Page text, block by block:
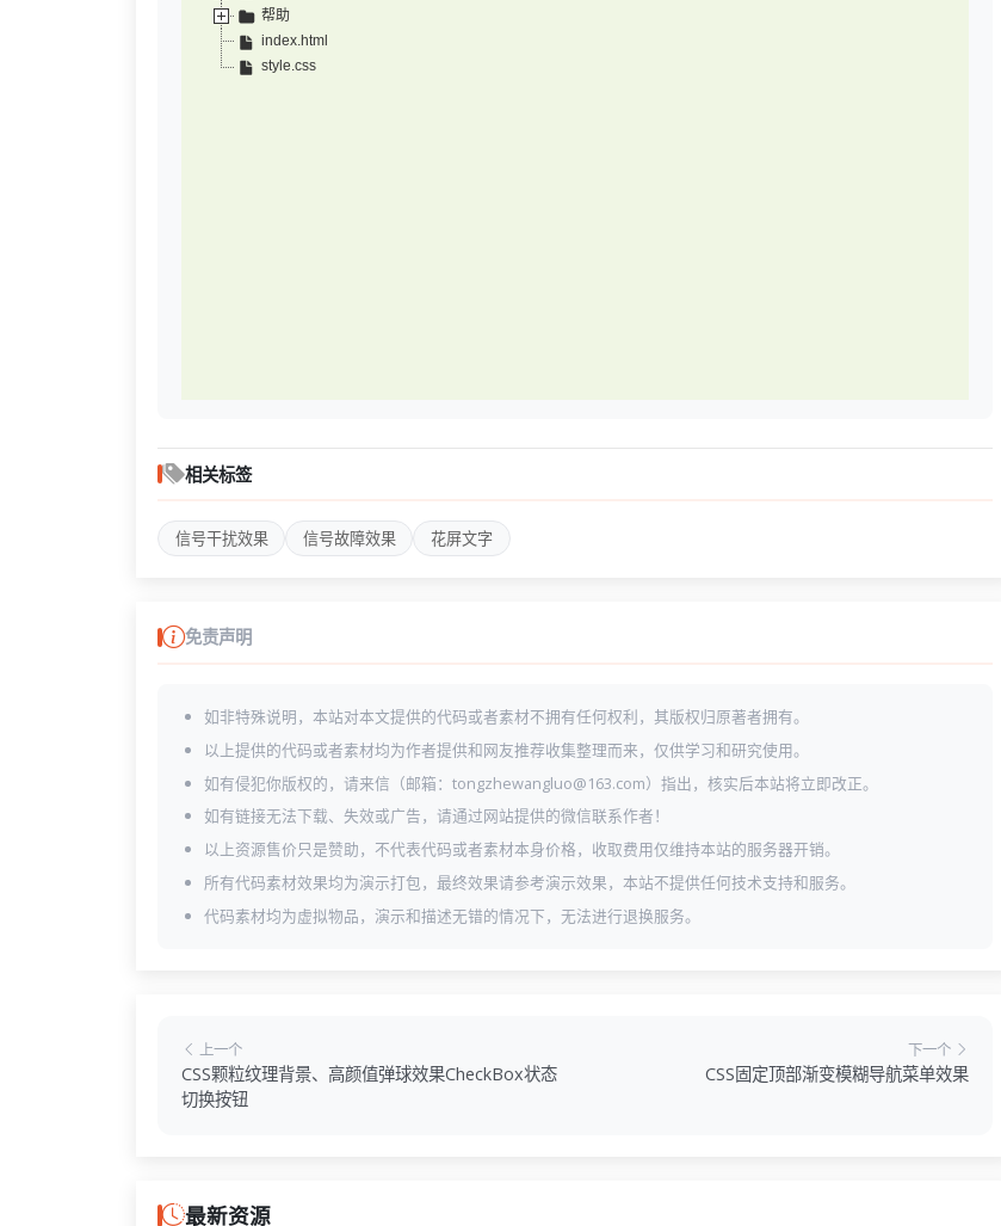
帮助
index.html
style.css
相关标签
信号干扰效果 信号故障效果 花屏文字
免责声明
如非特殊说明，本站对本文提供的代码或者素材不拥有任何权利，其版权归原著者拥有。
以上提供的代码或者素材均为作者提供和网友推荐收集整理而来，仅供学习和研究使用。
如有侵犯你版权的，请来信（邮箱：tongzhewangluo@163.com）指出，核实后本站将立即改正。
如有链接无法下载、失效或广告，请通过网站提供的微信联系作者！
以上资源售价只是赞助，不代表代码或者素材本身价格，收取费用仅维持本站的服务器开销。
所有代码素材效果均为演示打包，最终效果请参考演示效果，本站不提供任何技术支持和服务。
代码素材均为虚拟物品，演示和描述无错的情况下，无法进行退换服务。
上一个
CSS颗粒纹理背景、高颜值弹球效果CheckBox状态
切换按钮
下一个
CSS固定顶部渐变模糊导航菜单效果
最新资源